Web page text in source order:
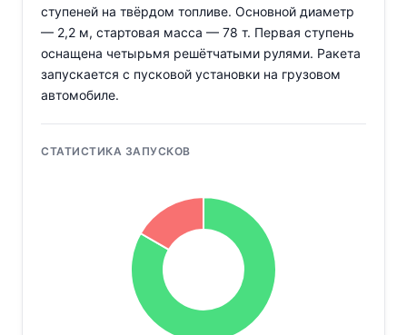
ступеней на твёрдом топливе. Основной диаметр
— 2,2 м, стартовая масса — 78 т. Первая ступень
оснащена четырьмя решётчатыми рулями. Ракета
запускается с пусковой установки на грузовом
автомобиле.
СТАТИСТИКА ЗАПУСКОВ